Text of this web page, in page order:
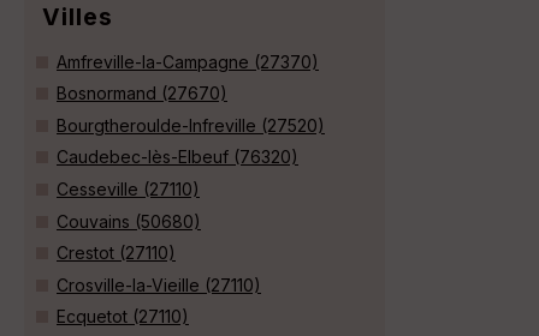
Villes
Amfreville-la-Campagne (27370)
Bosnormand (27670)
Bourgtheroulde-Infreville (27520)
Caudebec-lès-Elbeuf (76320)
Cesseville (27110)
Couvains (50680)
Crestot (27110)
Crosville-la-Vieille (27110)
Ecquetot (27110)